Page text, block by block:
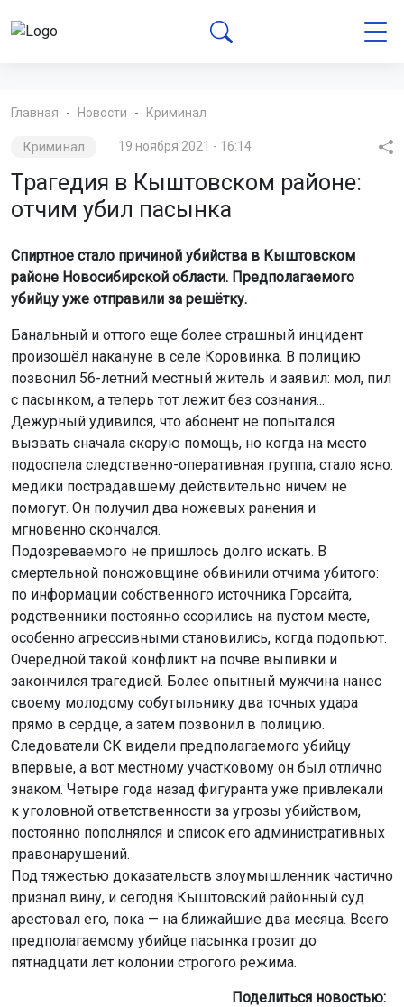
Главная Новости Криминал
Криминал 19 ноября 2021 - 16:14
Трагедия в Кыштовском районе:
отчим убил пасынка
Спиртное стало причиной убийства в Кыштовском
районе Новосибирской области. Предполагаемого
убийцу уже отправили за решётку.
Банальный и оттого еще более страшный инцидент
произошёл накануне в селе Коровинка. В полицию
позвонил 56-летний местный житель и заявил: мол, пил
с пасынком, а теперь тот лежит без сознания...
Дежурный удивился, что абонент не попытался
вызвать сначала скорую помощь, но когда на место
подоспела следственно-оперативная группа, стало ясно:
медики пострадавшему действительно ничем не
помогут. Он получил два ножевых ранения и
мгновенно скончался.
Подозреваемого не пришлось долго искать. В
смертельной поножовщине обвинили отчима убитого:
по информации собственного источника Горсайта,
родственники постоянно ссорились на пустом месте,
особенно агрессивными становились, когда подопьют.
Очередной такой конфликт на почве выпивки и
закончился трагедией. Более опытный мужчина нанес
своему молодому собутыльнику два точных удара
прямо в сердце, а затем позвонил в полицию.
Следователи СК видели предполагаемого убийцу
впервые, а вот местному участковому он был отлично
знаком. Четыре года назад фигуранта уже привлекали
к уголовной ответственности за угрозы убийством,
постоянно пополнялся и список его административных
правонарушений.
Под тяжестью доказательств злоумышленник частично
признал вину, и сегодня Кыштовский районный суд
арестовал его, пока — на ближайшие два месяца. Всего
предполагаемому убийце пасынка грозит до
пятнадцати лет колонии строгого режима.
Поделиться новостью: